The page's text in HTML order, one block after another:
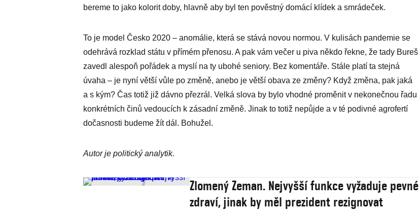
bereme to jako kolorit doby, hlavně aby byl ten pověstný domácí klídek a smrádeček.
To je model Česko 2020 – anomálie, která se stává novou normou. V kulisách pandemie se
odehrává rozklad státu v přímém přenosu. A pak vám večer u piva někdo řekne, že tady Bureš
zavedl alespoň pořádek a myslí na ty ubohé seniory. Bez komentáře. Stále platí ta stejná
úvaha – je nyní větší vůle po změně, anebo je větší obava ze změny? Když změna, pak jaká
a s kým? Čas totiž již dávno přezrál. Velká slova by bylo vhodné proměnit v nekonečnou řadu
konkrétních činů vedoucích k zásadní změně. Jinak to totiž nepůjde a v té podivné agrofertí
dočasnosti budeme žít dál. Bohužel.
Autor je politický analytik.
Zlomený Zeman. Nejvyšší funkce vyžaduje pevné
zdraví, jinak by měl prezident rezignovat